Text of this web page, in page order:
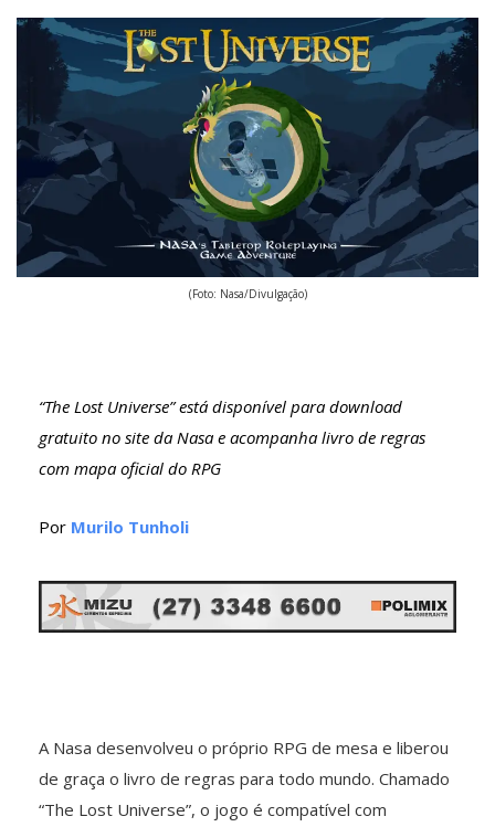
(Foto: Nasa/Divulgação)
“The Lost Universe” está disponível para download
gratuito no site da Nasa e acompanha livro de regras
com mapa oficial do RPG
Por Murilo Tunholi
A Nasa desenvolveu o próprio RPG de mesa e liberou
de graça o livro de regras para todo mundo. Chamado
“The Lost Universe”, o jogo é compatível com